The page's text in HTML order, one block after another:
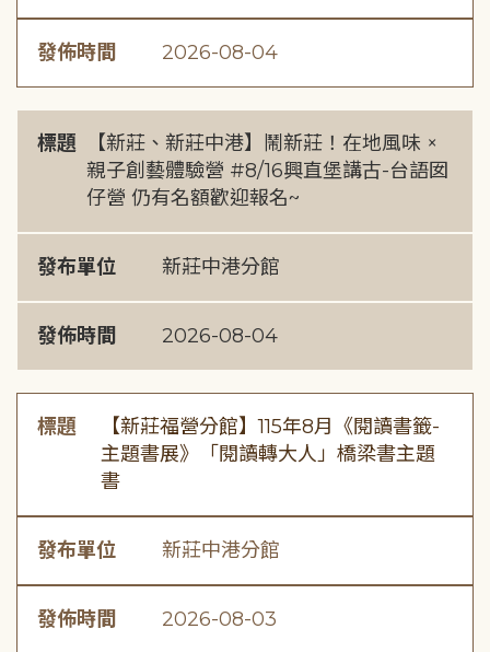
發佈時間 2026-08-04
標題
【新莊、新莊中港】鬧新莊！在地風味 ×
親子創藝體驗營 #8/16興直堡講古-台語囡
仔營 仍有名額歡迎報名~
發布單位 新莊中港分館
發佈時間 2026-08-04
標題
【新莊福營分館】115年8月《閱讀書籤-
主題書展》「閱讀轉大人」橋梁書主題
書
發布單位 新莊中港分館
發佈時間 2026-08-03